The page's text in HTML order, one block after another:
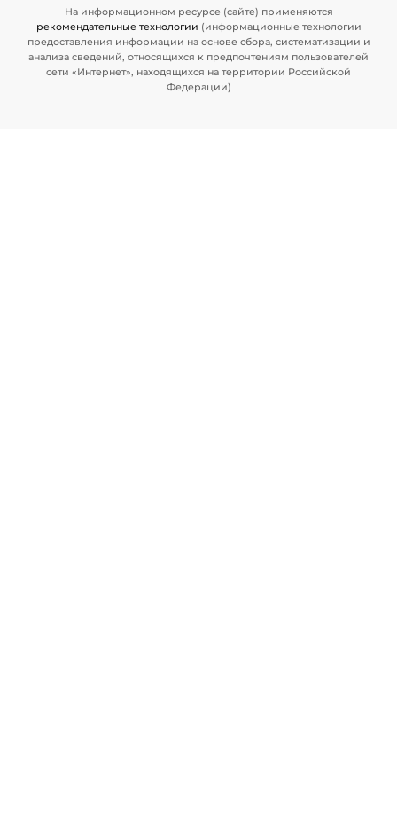
На информационном ресурсе (сайте) применяются
рекомендательные технологии (информационные технологии
предоставления информации на основе сбора, систематизации и
анализа сведений, относящихся к предпочтениям пользователей
сети «Интернет», находящихся на территории Российской
Федерации)